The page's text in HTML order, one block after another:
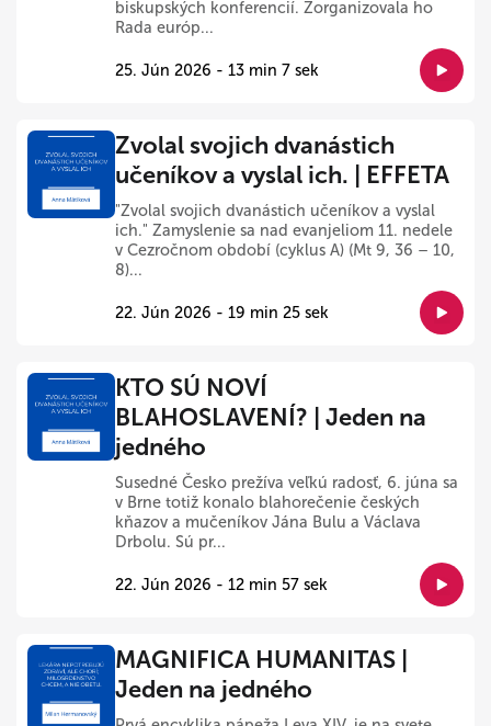
biskupských konferencií. Zorganizovala ho
Rada európ...
25. Jún 2026 - 13 min 7 sek
Zvolal svojich dvanástich
učeníkov a vyslal ich. | EFFETA
"Zvolal svojich dvanástich učeníkov a vyslal
ich." Zamyslenie sa nad evanjeliom 11. nedele
v Cezročnom období (cyklus A) (Mt 9, 36 – 10,
8)...
22. Jún 2026 - 19 min 25 sek
KTO SÚ NOVÍ
BLAHOSLAVENÍ? | Jeden na
jedného
Susedné Česko prežíva veľkú radosť, 6. júna sa
v Brne totiž konalo blahorečenie českých
kňazov a mučeníkov Jána Bulu a Václava
Drbolu. Sú pr...
22. Jún 2026 - 12 min 57 sek
MAGNIFICA HUMANITAS |
Jeden na jedného